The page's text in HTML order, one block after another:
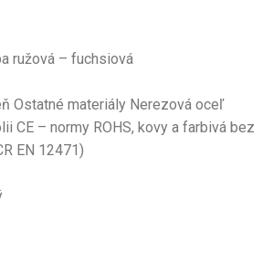
ružová – fuchsiová
Ostatné materiály Nerezová oceľ
CE – normy ROHS, kovy a farbivá bez
EN 12471)